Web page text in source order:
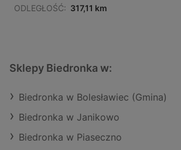
ODLEGŁOŚĆ: 317,11 km
Sklepy Biedronka w:
Biedronka w Bolesławiec (Gmina)
Biedronka w Janikowo
Biedronka w Piaseczno